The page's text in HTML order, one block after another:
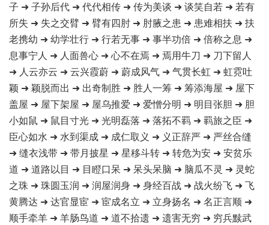
子 ➜ 子孙后代 ➜ 代代相传 ➜ 传为美谈 ➜ 谈笑自若 ➜ 若有
所失 ➜ 失之交臂 ➜ 臂有四肘 ➜ 肘腋之患 ➜ 患难相扶 ➜ 扶
老携幼 ➜ 幼学壮行 ➜ 行若无事 ➜ 事半功倍 ➜ 倍称之息 ➜
息事宁人 ➜ 人面兽心 ➜ 心不在焉 ➜ 焉用牛刀 ➜ 刀下留人
➜ 人云亦云 ➜ 云兴霞蔚 ➜ 蔚成风气 ➜ 气贯长虹 ➜ 虹霓吐
颖 ➜ 颖脱而出 ➜ 出奇制胜 ➜ 胜人一筹 ➜ 筹添海屋 ➜ 屋下
盖屋 ➜ 屋下架屋 ➜ 屋乌推爱 ➜ 爱憎分明 ➜ 明目张胆 ➜ 胆
小如鼠 ➜ 鼠目寸光 ➜ 光明磊落 ➜ 落拓不羁 ➜ 羁旅之臣 ➜
臣心如水 ➜ 水到渠成 ➜ 成仁取义 ➜ 义正辞严 ➜ 严丝合缝
➜ 缝衣浅带 ➜ 带月披星 ➜ 星移斗转 ➜ 转危为安 ➜ 安贫乐
道 ➜ 道路以目 ➜ 目瞪口呆 ➜ 呆头呆脑 ➜ 脑瓜不灵 ➜ 灵蛇
之珠 ➜ 珠圆玉润 ➜ 润屋润身 ➜ 身经百战 ➜ 战火纷飞 ➜ 飞
黄腾达 ➜ 达官显宦 ➜ 宦成名立 ➜ 立身扬名 ➜ 名正言顺 ➜
顺手牵羊 ➜ 羊肠鸟道 ➜ 道不拾遗 ➜ 遗害无穷 ➜ 穷兵黩武